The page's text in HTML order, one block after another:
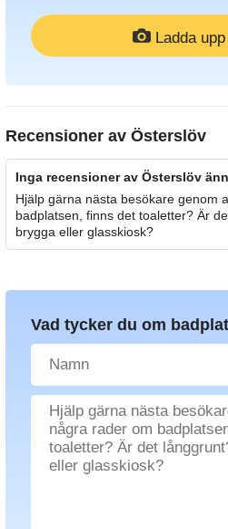
Ladda
Recensioner av Österslöv
Inga recensioner av Österslöv
Hjälp gärna nästa besökare genom
badplatsen, finns det toaletter? Är
brygga eller glasskiosk?
Vad tycker du om